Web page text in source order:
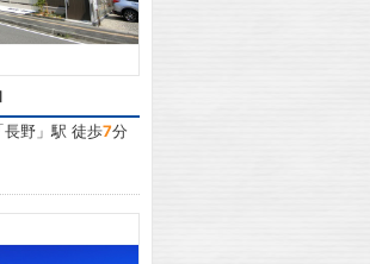
長野 」駅 徒歩7分